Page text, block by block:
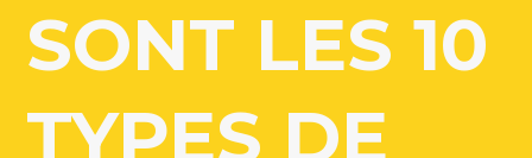
SONT LES 10
TYPES DE